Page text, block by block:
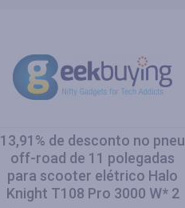
13,91% de desconto no pneu
off-road de 11 polegadas
para scooter elétrico Halo
Knight T108 Pro 3000 W* 2